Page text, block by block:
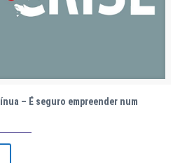
– É seguro empreender num